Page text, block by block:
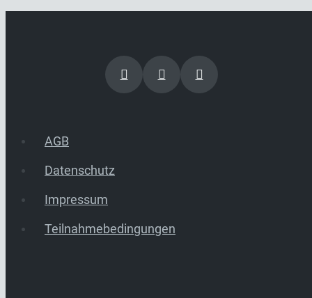
AGB
Datenschutz
Impressum
Teilnahmebedingungen